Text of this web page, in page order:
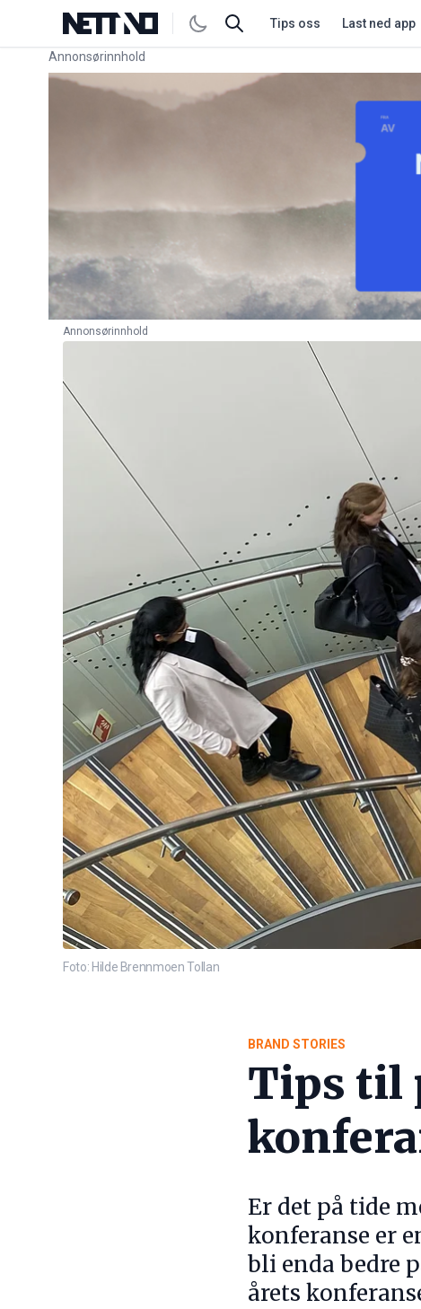
Tips oss Last ned app
Annonsørinnhold
Link for annonse
Annonsørinnhold
Foto: Hilde Brennmoen Tollan
BRAND STORIES
Tips til
Er det på tide
konferanse er
bli enda bedre
årets